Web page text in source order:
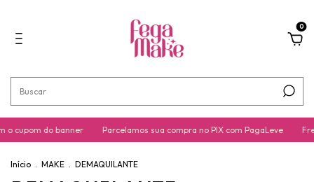
0
o cupom do banner Parcelamos sua compra no PIX com PagaLeve
Início . MAKE . DEMAQUILANTE